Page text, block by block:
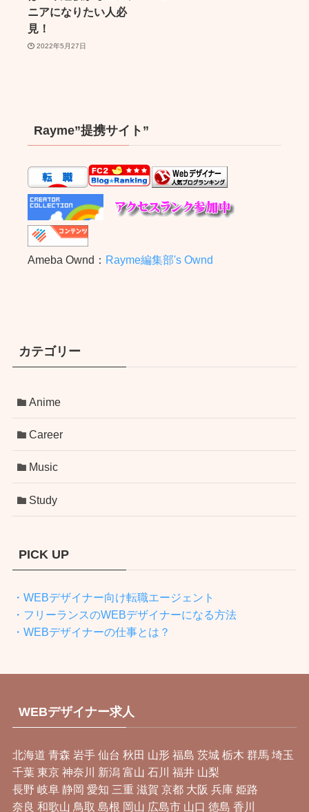
ニアになりたい人必
見！
2022年5月27日
Rayme”提携サイト”
Ameba Ownd： Rayme編集部's Ownd
カテゴリー
Anime
Career
Music
Study
PICK UP
・WEBデザイナー向け転職エージェント
・フリーランスのWEBデザイナーになる方法
・WEBデザイナーの仕事とは？
WEBデザイナー求人
北海道 青森 岩手 仙台 秋田 山形 福島 茨城 栃木 群馬 埼玉
千葉 東京 神奈川 新潟 富山 石川 福井 山梨
長野 岐阜 静岡 愛知 三重 滋賀 京都 大阪 兵庫 姫路
奈良 和歌山 鳥取 島根 岡山 広島市 山口 徳島 香川